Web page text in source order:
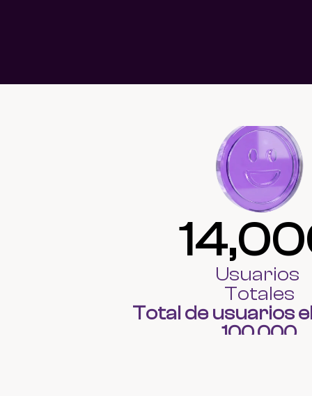
Usuarios
Totales
Total de usuarios
100,000